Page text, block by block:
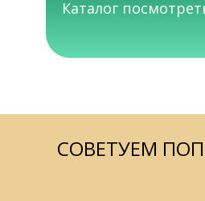
Каталог
СОВЕТУЕМ